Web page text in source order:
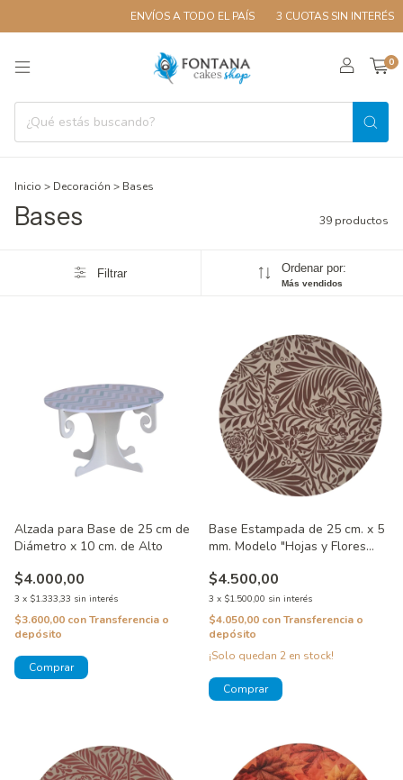
ENVÍOS A TODO EL PAÍS 3 CUOTAS SIN INTERÉS 10%
0
Inicio > Decoración > Bases
Bases 39 productos
Filtrar Ordenar por:
Más vendidos
Alzada para Base de 25 cm de
Diámetro x 10 cm. de Alto
$4.000,00
3 x $1.333,33 sin interés
$3.600,00 conTransferencia o
depósito
Base Estampada de 25 cm. x 5
mm. Modelo "Hojas y Flores
$4.500,00
3 x $1.500,00 sin interés
$4.050,00 conTransferencia o
depósito
¡Solo quedan 2 en stock!